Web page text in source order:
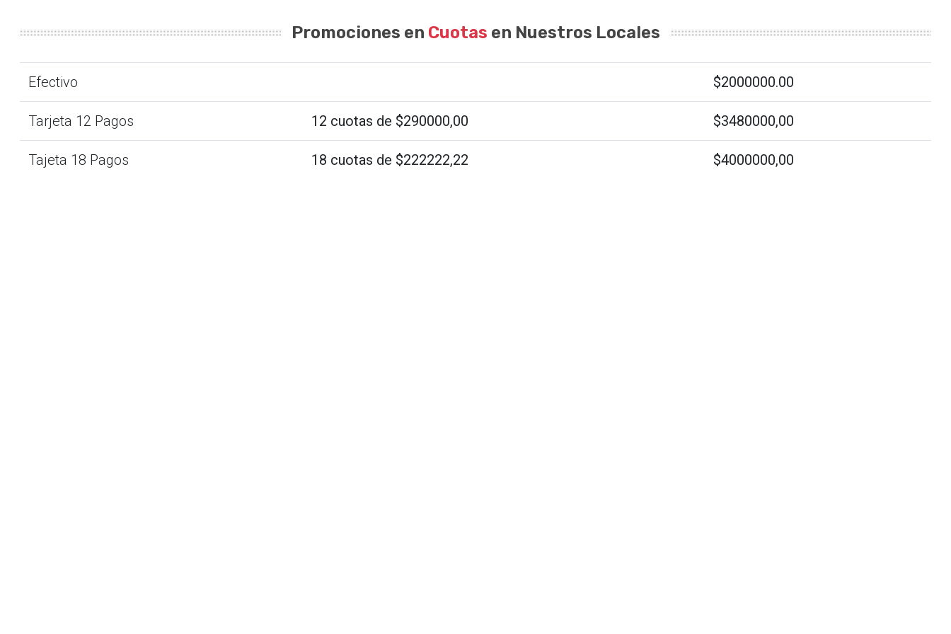
Promociones en Cuotas en Nuestros Locales
Efectivo $2000000.00
Tarjeta 12 Pagos 12 cuotas de $290000,00 $3480000,00
Tajeta 18 Pagos 18 cuotas de $222222,22 $4000000,00